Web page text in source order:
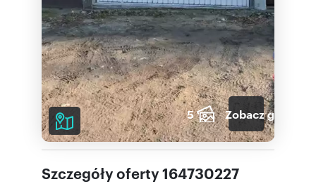
5 Zobacz galerię
Szczegóły oferty 164730227